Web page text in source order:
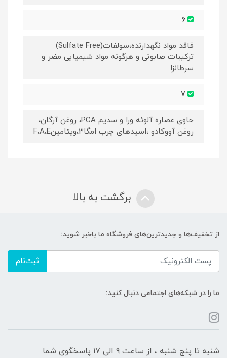
فاقد مواد نگهدارنده،سولفات(Sulfate Free)
ترکیبات صابونی و هرگونه مواد شیمیایی مضر و
سرطانزا
حاوی عصاره آلوئه ورا و سدیم PCA، روغن آرگان،
روغن آووکادو ،اسیدهای چرب امگا3،ویتامینF،A،E
برگشت به بالا
از تخفیف‌ها و جدیدترین‌های فروشگاه ما باخبر شوید:
ثبت‌نام
ما را در شبکه‌های اجتماعی دنبال کنید:
شنبه تا پنج شنبه ، از ساعت 9 الی 17 پاسخگوی شما